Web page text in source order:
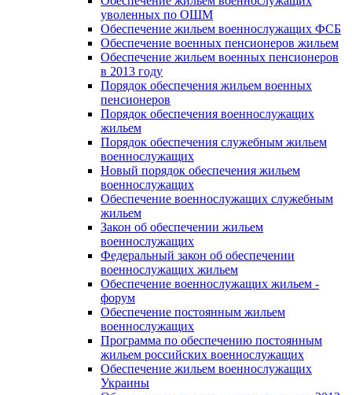
уволенных по ОШМ
Обеспечение жильем военнослужащих ФСБ
Обеспечение военных пенсионеров жильем
Обеспечение жильем военных пенсионеров
в 2013 году
Порядок обеспечения жильем военных
пенсионеров
Порядок обеспечения военнослужащих
жильем
Порядок обеспечения служебным жильем
военнослужащих
Новый порядок обеспечения жильем
военнослужащих
Обеспечение военнослужащих служебным
жильем
Закон об обеспечении жильем
военнослужащих
Федеральный закон об обеспечении
военнослужащих жильем
Обеспечение военнослужащих жильем -
форум
Обеспечение постоянным жильем
военнослужащих
Программа по обеспечению постоянным
жильем российских военнослужащих
Обеспечение жильем военнослужащих
Украины